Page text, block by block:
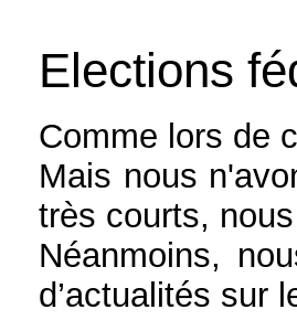
Elections
Comme lors de
Mais nous
très courts,
Néanmoins,
d’actualités sur